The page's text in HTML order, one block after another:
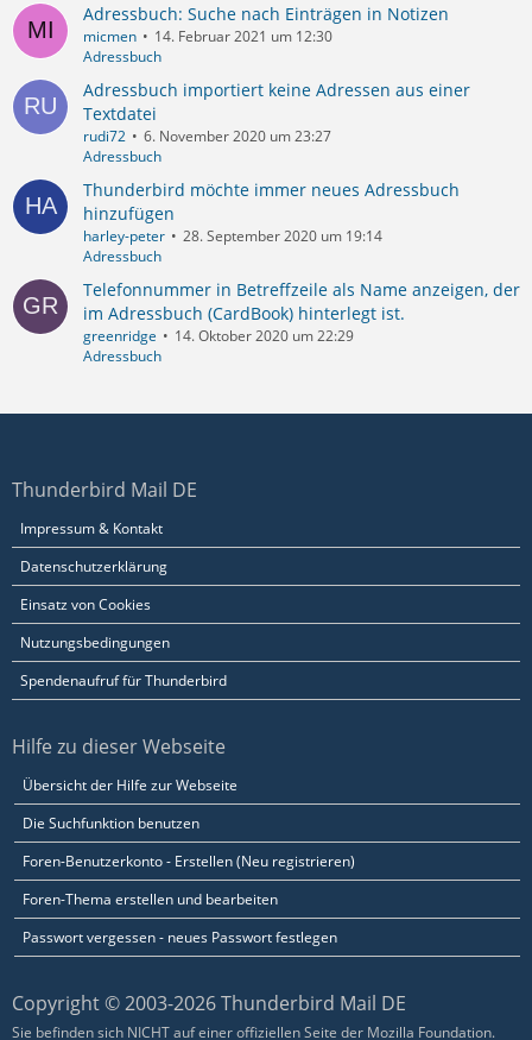
Adressbuch: Suche nach Einträgen in Notizen
micmen
14. Februar 2021 um 12:30
Adressbuch
Adressbuch importiert keine Adressen aus einer
Textdatei
rudi72
6. November 2020 um 23:27
Adressbuch
Thunderbird möchte immer neues Adressbuch
hinzufügen
harley-peter
28. September 2020 um 19:14
Adressbuch
Telefonnummer in Betreffzeile als Name anzeigen, der
im Adressbuch (CardBook) hinterlegt ist.
greenridge
14. Oktober 2020 um 22:29
Adressbuch
Thunderbird Mail DE
Impressum & Kontakt
Datenschutzerklärung
Einsatz von Cookies
Nutzungsbedingungen
Spendenaufruf für Thunderbird
Hilfe zu dieser Webseite
Übersicht der Hilfe zur Webseite
Die Suchfunktion benutzen
Foren-Benutzerkonto - Erstellen (Neu registrieren)
Foren-Thema erstellen und bearbeiten
Passwort vergessen - neues Passwort festlegen
Copyright © 2003-2026 Thunderbird Mail DE
Sie befinden sich NICHT auf einer offiziellen Seite der Mozilla Foundation.